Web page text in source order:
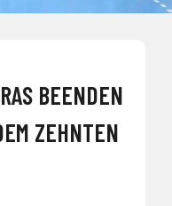
BEENDEN
ZEHNTEN